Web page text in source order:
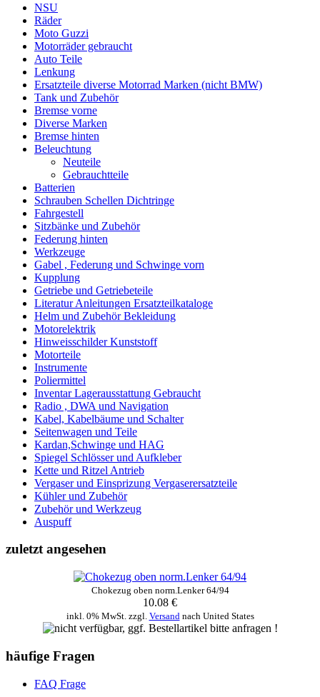
NSU
Räder
Moto Guzzi
Motorräder gebraucht
Auto Teile
Lenkung
Ersatzteile diverse Motorrad Marken (nicht BMW)
Tank und Zubehör
Bremse vorne
Diverse Marken
Bremse hinten
Beleuchtung
Neuteile
Gebrauchtteile
Batterien
Schrauben Schellen Dichtringe
Fahrgestell
Sitzbänke und Zubehör
Federung hinten
Werkzeuge
Gabel , Federung und Schwinge vorn
Kupplung
Getriebe und Getriebeteile
Literatur Anleitungen Ersatzteilkataloge
Helm und Zubehör Bekleidung
Motorelektrik
Hinweisschilder Kunststoff
Motorteile
Instrumente
Poliermittel
Inventar Lagerausstattung Gebraucht
Radio , DWA und Navigation
Kabel, Kabelbäume und Schalter
Seitenwagen und Teile
Kardan,Schwinge und HAG
Spiegel Schlösser und Aufkleber
Kette und Ritzel Antrieb
Vergaser und Einsprizung Vergaserersatzteile
Kühler und Zubehör
Zubehör und Werkzeug
Auspuff
zuletzt angesehen
Chokezug oben norm.Lenker 64/94
10.08 €
inkl. 0% MwSt. zzgl. Versandnach United States
häufige Fragen
FAQ Frage